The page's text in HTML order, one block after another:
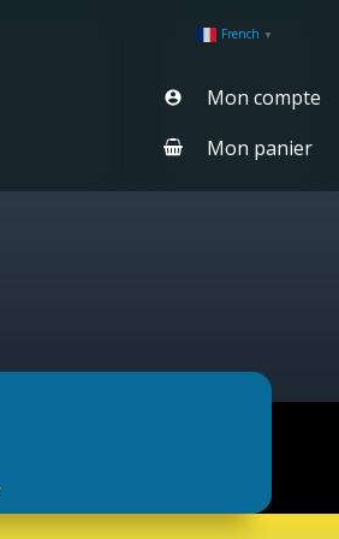
French ▼
Mon compte
Mon panier